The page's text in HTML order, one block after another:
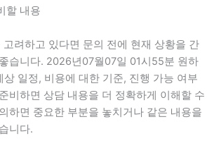
할 내용
려하고 있다면 문의 전에 현재 상황을 간
습니다. 2026년07월07일 01시55분 원하
일정, 비용에 대한 기준, 진행 가능 여부
비하면 상담 내용을 더 정확하게 이해할 수
하면 중요한 부분을 놓치거나 같은 내용을
니다.